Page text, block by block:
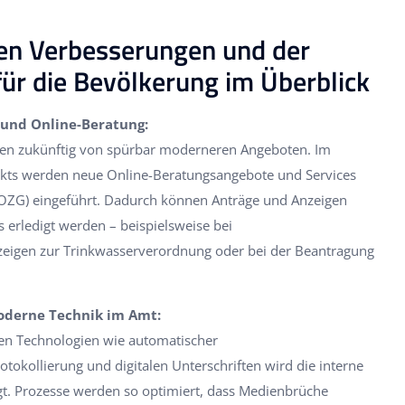
Verbesserungen und der
die Bevölkerung im Überblick
Online-Beratung:
zukünftig von spürbar moderneren Angeboten. Im
werden neue Online-Beratungsangebote und Services
eingeführt. Dadurch können Anträge und Anzeigen
werden – beispielsweise bei
zur Trinkwasserverordnung oder bei der Beantragung
Technik im Amt:
Technologien wie automatischer
und digitalen Unterschriften wird die interne
Prozesse werden so optimiert, dass Medienbrüche